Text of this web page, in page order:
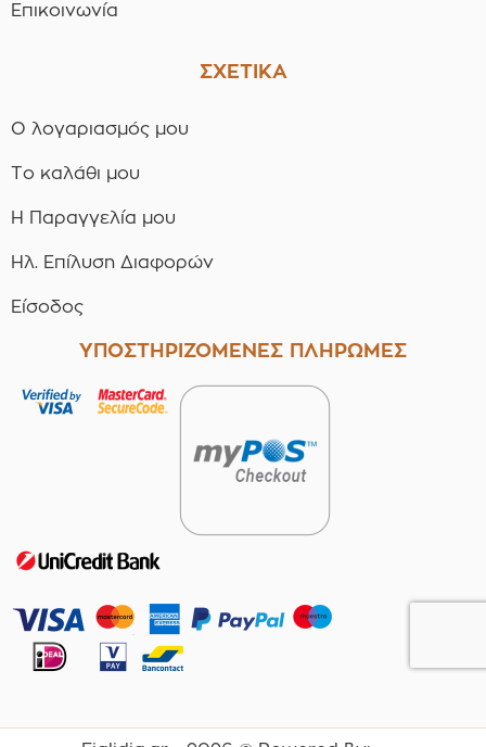
Επικοινωνία
ΣΧΕΤΙΚΑ
Ο λογαριασμός μου
Το καλάθι μου
Η Παραγγελία μου
Ηλ. Επίλυση Διαφορών
Είσοδος
ΥΠΟΣΤΗΡΙΖΟΜΕΝΕΣ ΠΛΗΡΩΜΕΣ